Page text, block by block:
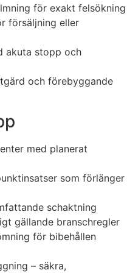
för exakt felsökning
försäljning eller
akuta stopp och
och förebyggande
med planerat
som förlänger
schaktning
gällande branschregler
för bibehållen
– säkra,